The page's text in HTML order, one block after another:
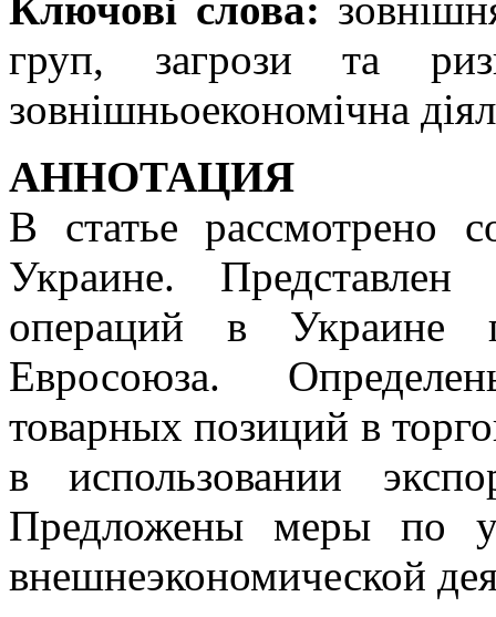
груп, загрози та
зовнішньоекономічна
АННОТАЦИЯ
В статье рассмотрено
Украине. Представлен
операций в Украине
Евросоюза.
товарных позиций в
в использовании
Предложены меры по
внешнеэкономической